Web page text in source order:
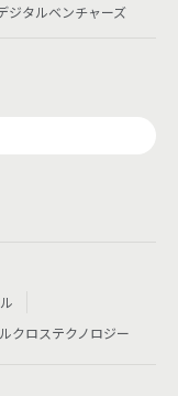
ジタルベンチャーズ
クロステクノロジー